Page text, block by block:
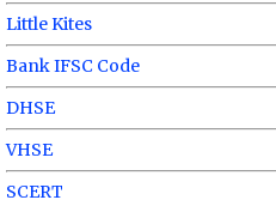
Little Kites
Bank IFSC Code
DHSE
VHSE
SCERT